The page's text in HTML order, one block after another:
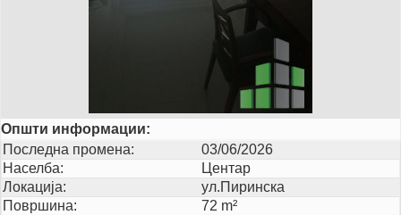
GO!
Општи информации:
Последна промена:
03/06/2026
Населба:
Центар
Локација:
ул.Пиринска
Површина:
72 m²